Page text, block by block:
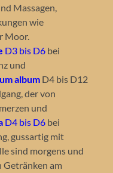
Massagen,
wie
Moor.
D3 bis D6 bei
und
album D4 bis D12
der von
und
D4 bis D6 bei
gussartig mit
sind morgens und
Getränken am